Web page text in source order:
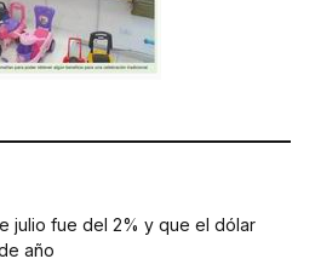
julio fue del 2% y que el dólar
año